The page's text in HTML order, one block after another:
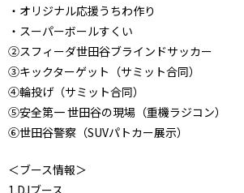
・オリジナル応援うちわ作り
・スーパーボールすくい
②スフィーダ世田谷ブラインドサッカー
③キックターゲット（サミット合同）
④輪投げ（サミット合同）
⑤安全第一 世田谷の現場（重機ラジコン）
⑥世田谷警察（SUVパトカー展示）
＜ブース情報＞